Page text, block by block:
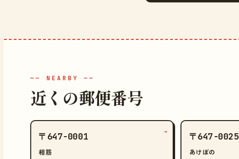
—— NEARBY ——
近くの郵便番号
〒647-0001
相筋
→ 〒647-0025
あけぼの